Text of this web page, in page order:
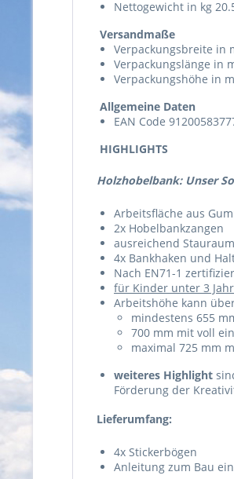
Nettogewicht in kg
Versandmaße
Verpackungsbreite in
Verpackungslänge in
Verpackungshöhe in
Allgemeine Daten
EAN Code
HIGHLIGHTS
Holzhobelbank: Unser
Arbeitsfläche aus
2x Hobelbankzangen
ausreichend
4x Bankhaken und
Nach EN71-1
für Kinder unter 3
Arbeitshöhe kann
mindestens 655
700 mm mit voll
maximal 725 mm
weiteres Highlight
Förderung der
Lieferumfang:
4x Stickerbögen
Anleitung zum Bau